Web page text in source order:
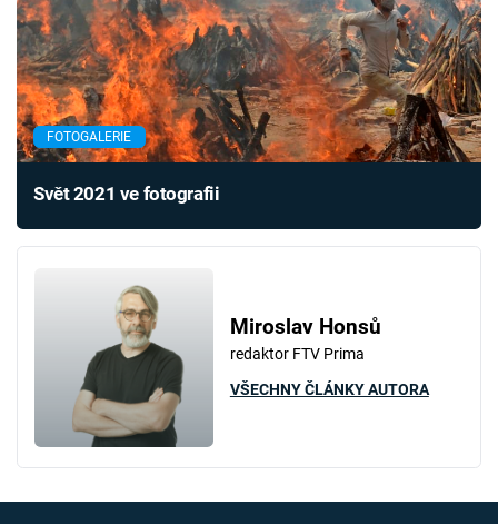
FOTOGALERIE
Svět 2021 ve fotografii
Miroslav Honsů
redaktor FTV Prima
VŠECHNY ČLÁNKY AUTORA